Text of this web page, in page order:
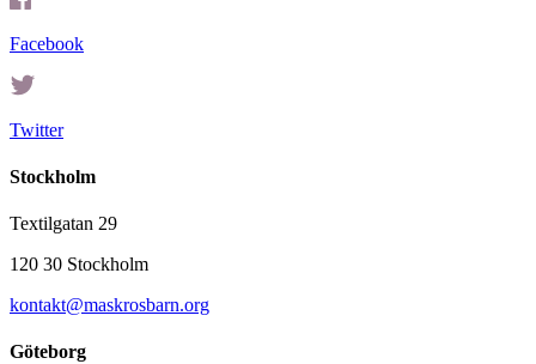
Facebook
Twitter
Stockholm
Textilgatan 29
120 30 Stockholm
kontakt@maskrosbarn.org
Göteborg